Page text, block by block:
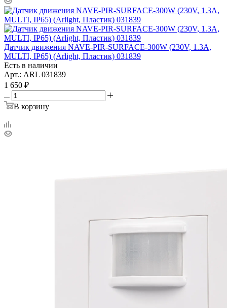
Датчик движения NAVE-PIR-SURFACE-300W (230V, 1.3A,
MULTI, IP65) (Arlight, Пластик) 031839
Есть в наличии
Арт.: ARL 031839
1 650 ₽
В корзину